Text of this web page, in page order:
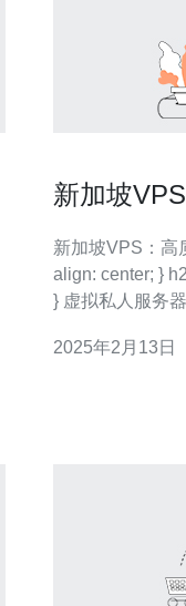
新加坡
新加坡VPS：高质
align: center; } h2 { margin-top: 30px; } p { text-indent: 2em;
} 虚拟私人服务器（VPS）是一种虚拟化技术，通过在一台
可靠的托管服务。
2025年2月13日